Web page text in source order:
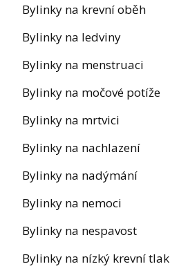
Bylinky na krevní oběh
Bylinky na ledviny
Bylinky na menstruaci
Bylinky na močové potíže
Bylinky na mrtvici
Bylinky na nachlazení
Bylinky na nadýmání
Bylinky na nemoci
Bylinky na nespavost
Bylinky na nízký krevní tlak